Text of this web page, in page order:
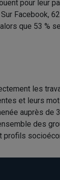
pour leur
Facebook,
que 53 %
les
et leurs
auprès de
des
profils